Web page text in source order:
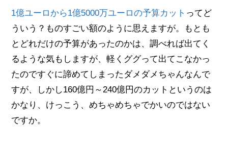
1億ユーロから1億5000万ユーロの予算カット ってど
ういう？ものすごい額のように思えますが。もとも
とどれだけの予算があったのかは、調べれば出てく
るような気もしますが、軽くググって出てこなかっ
たのですぐに諦めてしまったダメダメちゃんなんで
すが、しかし160億円～240億円のカットというのは
かなり、けっこう、めちゃめちゃでかいのではない
ですか。